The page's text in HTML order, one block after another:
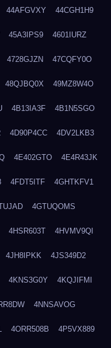
44AFGVXY 44CGH1H9
45A3IPS9 4601IURZ
4728GJZN 47CQFY0O
48QJBQ0X 49MZ8W4O
4B13IA3F 4B1N5SGO
4D90P4CC 4DV2LKB3
4E402GTO 4E4R43JK
4FDT5ITF 4GHTKFV1
4GTUQOMS
4HSR603T 4HVMV9QI
4JH8IPKK 4JS349D2
4KNS3G0Y 4KQJIFMI
4NNSAVOG
4ORR508B 4P5VX889